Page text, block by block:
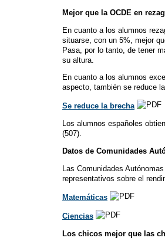
Mejor que la OCDE en
En cuanto a los alumnos
situarse, con un 5%, mejor
Pasa, por lo tanto, de tener
su altura.
En cuanto a los alumnos
aspecto, también se reduce
Se reduce la brecha
Los alumnos españoles
(507).
Datos de Comunidades
Las Comunidades
representativos sobre el
Matemáticas
Ciencias
Los chicos mejor que las